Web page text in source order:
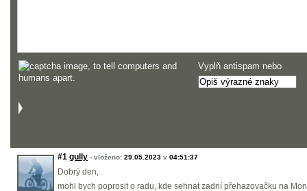
Vyplň antispam nebo
#1 gully - vloženo: 29.05.2023 v 04:51:37
Dobrý den,
mohl bych poprosit o radu, kde sehnat zadní přehazovačku na